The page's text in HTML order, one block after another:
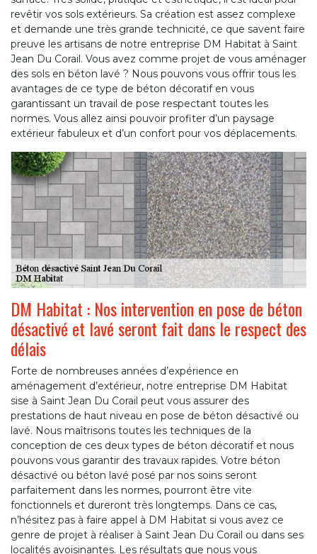
revêtir vos sols extérieurs. Sa création est assez complexe
et demande une très grande technicité, ce que savent faire
preuve les artisans de notre entreprise DM Habitat à Saint
Jean Du Corail. Vous avez comme projet de vous aménager
des sols en béton lavé ? Nous pouvons vous offrir tous les
avantages de ce type de béton décoratif en vous
garantissant un travail de pose respectant toutes les
normes. Vous allez ainsi pouvoir profiter d’un paysage
extérieur fabuleux et d’un confort pour vos déplacements.
DM Habitat : Nos intervention en pose de béton
désactivé et lavé seront fait dans le respect des
délais
Forte de nombreuses années d’expérience en
aménagement d’extérieur, notre entreprise DM Habitat
sise à Saint Jean Du Corail peut vous assurer des
prestations de haut niveau en pose de béton désactivé ou
lavé. Nous maîtrisons toutes les techniques de la
conception de ces deux types de béton décoratif et nous
pouvons vous garantir des travaux rapides. Votre béton
désactivé ou béton lavé posé par nos soins seront
parfaitement dans les normes, pourront être vite
fonctionnels et dureront très longtemps. Dans ce cas,
n’hésitez pas à faire appel à DM Habitat si vous avez ce
genre de projet à réaliser à Saint Jean Du Corail ou dans ses
localités avoisinantes. Les résultats que nous vous